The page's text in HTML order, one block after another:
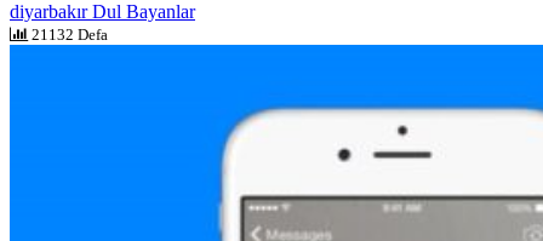
diyarbakır Dul Bayanlar
21132 Defa